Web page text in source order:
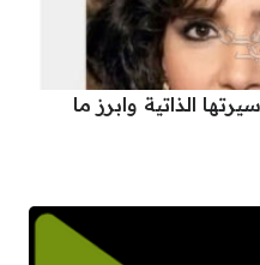
الذاتية وابرز ما